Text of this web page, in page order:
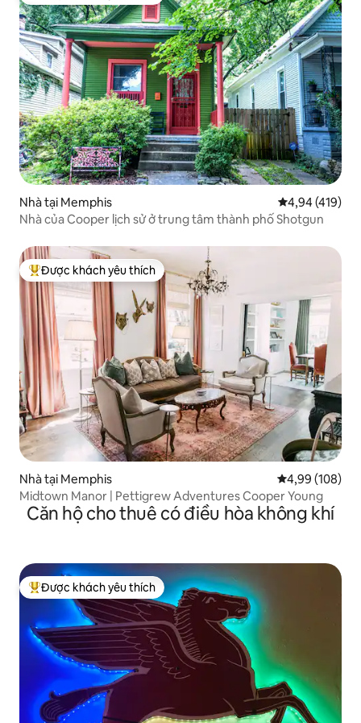
Nhà tại Memphis Xếp hạng
4,94 (419)
Nhà của Cooper lịch sử ở trung tâm thành phố Shotgun
Được khách yêu thích nhất
Được khách yêu thích
Nhà tại Memphis Xếp hạng
4,99 (108)
Midtown Manor | Pettigrew Adventures Cooper Young
Căn hộ cho thuê có điều hòa không khí
Được khách yêu thích nhất
Được khách yêu thích